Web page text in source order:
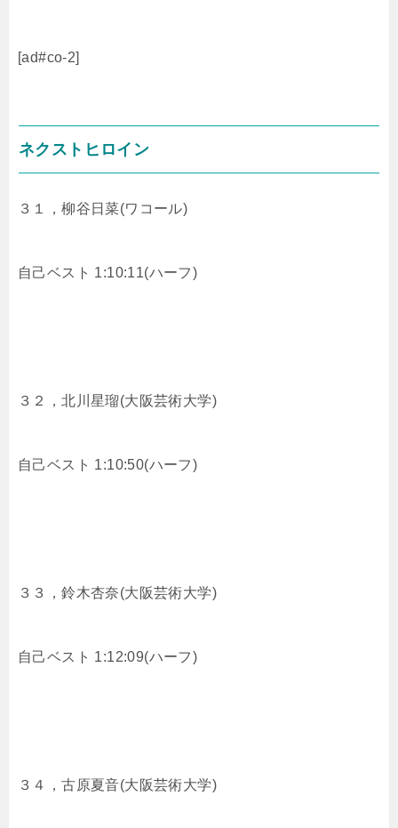
[ad#co-2]
ネクストヒロイン
３１，柳谷日菜(ワコール)
自己ベスト 1:10:11(ハーフ)
３２，北川星瑠(大阪芸術大学)
自己ベスト 1:10:50(ハーフ)
３３，鈴木杏奈(大阪芸術大学)
自己ベスト 1:12:09(ハーフ)
３４，古原夏音(大阪芸術大学)